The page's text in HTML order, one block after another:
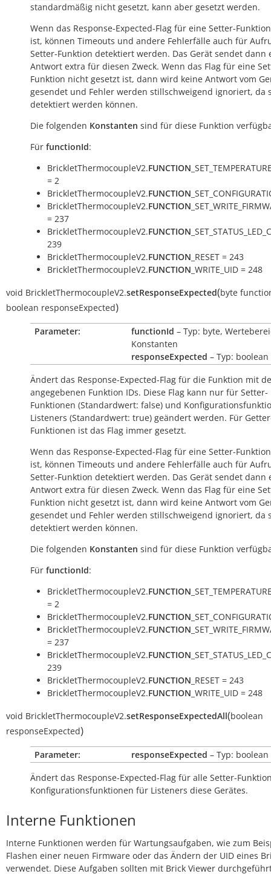
standardmäßig nicht gesetzt, kann aber gesetzt werden.
Wenn das Response-Expected-Flag für eine Setter-
ist, können Timeouts und andere Fehlerfälle auch für
Setter-Funktion detektiert werden. Das Gerät sendet dann
Antwort extra für diesen Zweck. Wenn das Flag für eine
Funktion nicht gesetzt ist, dann wird keine Antwort vom
gesendet und Fehler werden stillschweigend ignoriert, da
detektiert werden können.
Die folgenden Konstanten sind für diese Funktion
Für functionId:
BrickletThermocoupleV2.FUNCTION
= 2
BrickletThermocoupleV2.FUNCTION
BrickletThermocoupleV2.FUNCTION
= 237
BrickletThermocoupleV2.FUNCTION
239
BrickletThermocoupleV2.FUNCTION _RESET = 243
BrickletThermocoupleV2.FUNCTION _WRITE_UID = 248
void BrickletThermocoupleV2.setResponseExpected(byte
boolean responseExpected)
Parameter: functionId – Typ: byte,
Konstanten
responseExpected – Typ: boolean
Ändert das Response-Expected-Flag für die Funktion mit
angegebenen Funktion IDs. Diese Flag kann nur für Setter-
Funktionen (Standardwert: false) und
Listeners (Standardwert: true) geändert werden. Für
Funktionen ist das Flag immer gesetzt.
Wenn das Response-Expected-Flag für eine Setter-
ist, können Timeouts und andere Fehlerfälle auch für
Setter-Funktion detektiert werden. Das Gerät sendet dann
Antwort extra für diesen Zweck. Wenn das Flag für eine
Funktion nicht gesetzt ist, dann wird keine Antwort vom
gesendet und Fehler werden stillschweigend ignoriert, da
detektiert werden können.
Die folgenden Konstanten sind für diese Funktion
Für functionId:
BrickletThermocoupleV2.FUNCTION
= 2
BrickletThermocoupleV2.FUNCTION
BrickletThermocoupleV2.FUNCTION
= 237
BrickletThermocoupleV2.FUNCTION
239
BrickletThermocoupleV2.FUNCTION _RESET = 243
BrickletThermocoupleV2.FUNCTION _WRITE_UID = 248
void BrickletThermocoupleV2.setResponseExpectedAll(boolean
responseExpected)
Parameter: responseExpected – Typ: boolean
Ändert das Response-Expected-Flag für alle Setter-
Konfigurationsfunktionen für Listeners diese Gerätes.
Interne Funktionen
Interne Funktionen werden für Wartungsaufgaben, wie zum
Flashen einer neuen Firmware oder das Ändern der UID eines
verwendet. Diese Aufgaben sollten mit Brick Viewer